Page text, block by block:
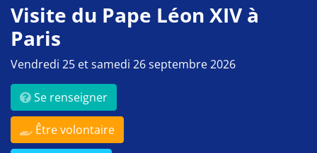
Visite du Pape Léon XIV à
Paris
Vendredi 25 et samedi 26 septembre 2026
Se renseigner
Être volontaire